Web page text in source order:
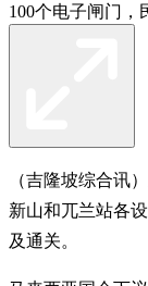
100个电子闸门，
（吉隆坡综合讯
新山和兀兰站各
及通关。